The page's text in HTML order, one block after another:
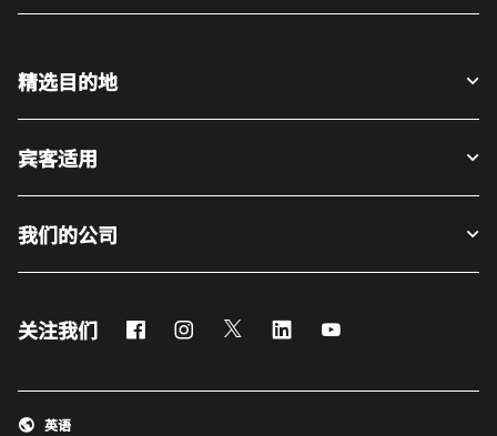
精选目的地
宾客适用
我们的公司
关注我们 FacebookInstagram
Twitter LinkedIn
英语